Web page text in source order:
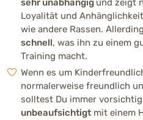
Kinderfreundlichkeit
Bellfreudigkeit
Merkmale
sehr unabhängig und zeigt
Loyalität und
wie andere Rassen.
schnell, was ihn zu einem
Training macht.
Wenn es um
normalerweise freundlich
solltest Du immer
unbeaufsichtigt mit einem